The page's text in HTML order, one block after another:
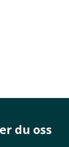
du oss